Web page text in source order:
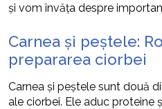
și vom învăța despre
Carnea și peștele:
prepararea ciorbei
Carnea și peștele sunt două
ale ciorbei. Ele aduc proteine